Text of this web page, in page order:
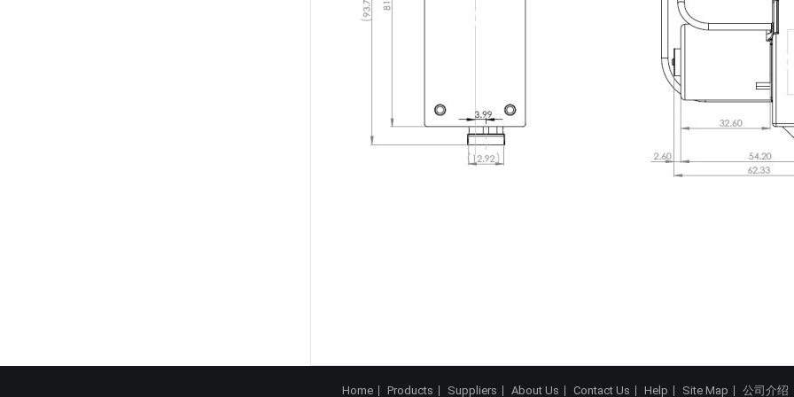
Home Products Suppliers About Us Contact Us Help Site Map 公司介绍